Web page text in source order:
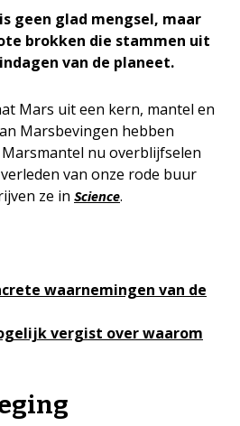
geen glad mengsel, maar
brokken die stammen uit
van de planeet.
Mars uit een kern, mantel en
Marsbevingen hebben
nu overblijfselen
van onze rode buur
ze in Science.
waarnemingen van de
vergist over waarom